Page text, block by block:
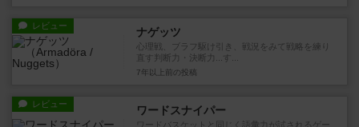
レビュー ナゲッツ
心理戦、ブラフ駆け引き、戦況をみて戦略を練り
直す判断力・決断力...す...
7年以上前 の投稿
レビュー ワードスナイパー
ワードバスケットと同じく語彙力が試されるゲー